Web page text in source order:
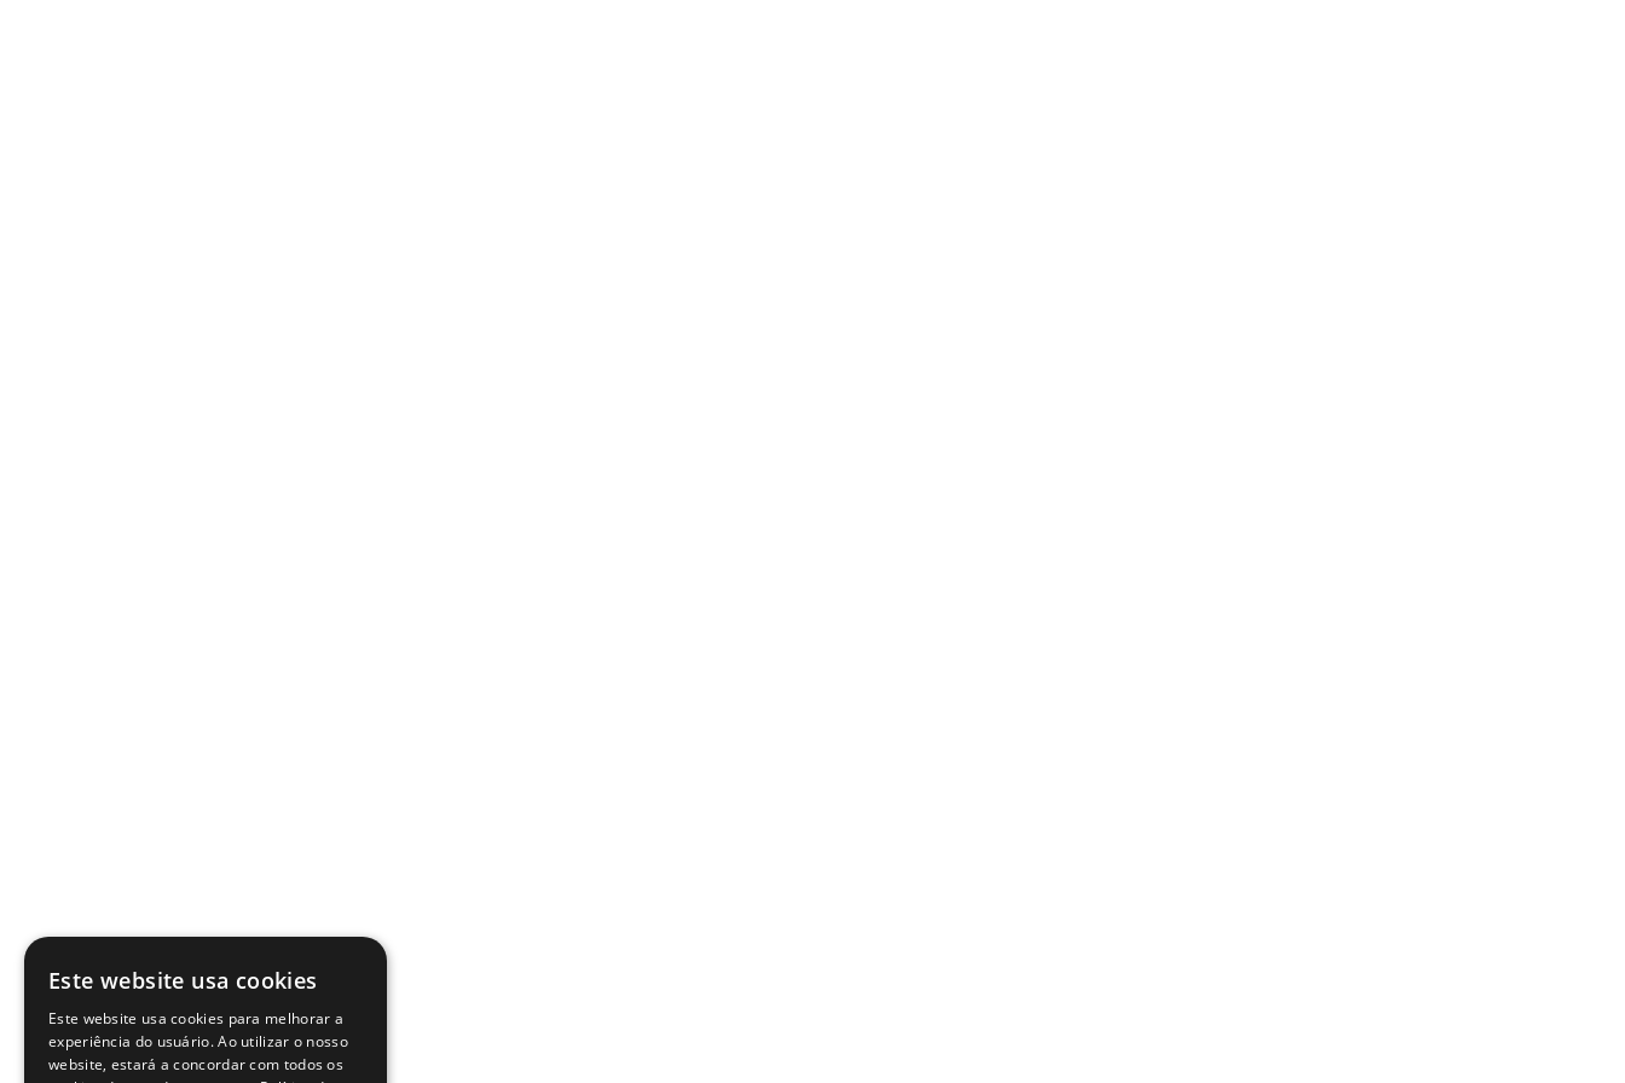
Este website usa cookies
Este website usa cookies para melhorar a
experiência do usuário. Ao utilizar o nosso
website, estará a concordar com todos os